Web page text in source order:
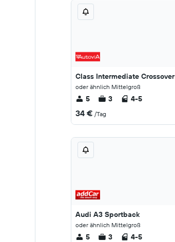
Class Intermediate Crossover
oder ähnlich Mittelgroß
5 3 4-5
34 € /Tag
Audi A3 Sportback
oder ähnlich Mittelgroß
5 3 4-5